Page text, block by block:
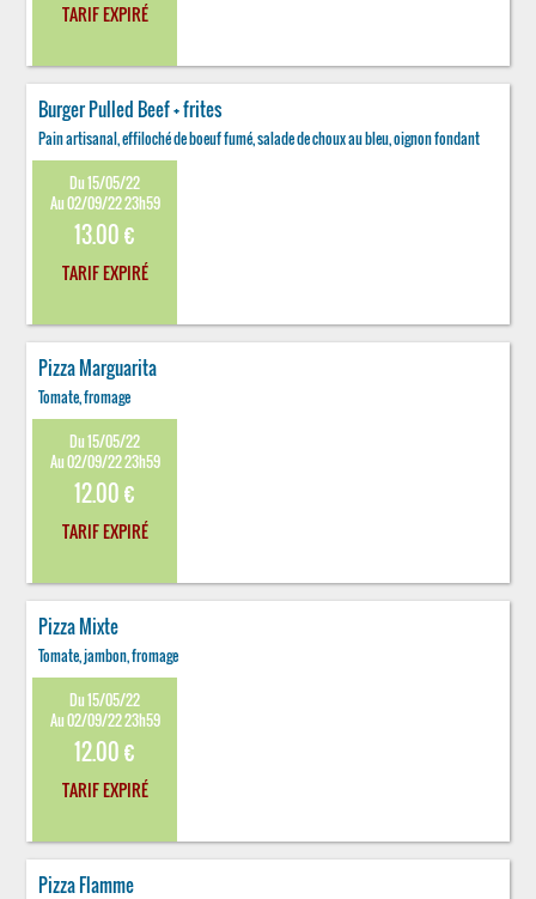
TARIF EXPIRÉ
Burger Pulled Beef + frites
Pain artisanal, effiloché de boeuf fumé, salade de choux au bleu, oignon fondant
Du 15/05/22
Au 02/09/22 23h59
13.00 €
TARIF EXPIRÉ
Pizza Marguarita
Tomate, fromage
Du 15/05/22
Au 02/09/22 23h59
12.00 €
TARIF EXPIRÉ
Pizza Mixte
Tomate, jambon, fromage
Du 15/05/22
Au 02/09/22 23h59
12.00 €
TARIF EXPIRÉ
Pizza Flamme